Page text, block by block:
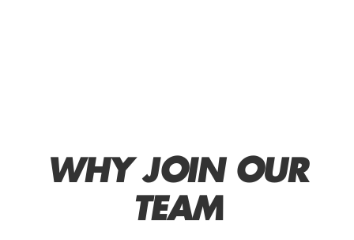
WHY JOIN OUR
TEAM